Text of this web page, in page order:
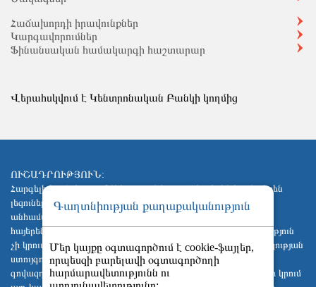
Հաճախորդի իրավունքներ
Կարգավորումներ
Ֆինանսական համակարգի հաշտարար
Վերահսկվում է Կենտրոնական Բանկի կողմից
ՈՒՇԱԴՐՈՒԹՅՈՒՆ:
Հարգելի հաճախորդ, Ընկերության կայքում հայերեն և անգլերեն
լեզուներով հրապարակված տեղեկատվության միջև
անհամապատասխանության դեպքում անհրաժեշտ է հիմնվել
հայերեն տարբերակի վրա: Ընկերությունը պատասխանատվություն
չի կրում իր կայքում հղումներով նշված այլ կայքերի բովանդակության
ստույգության և արժանահավատության, այնտեղ տեղադրված
գովազդների համար, ինչպես նաև պատասխանատվություն չի կրում
Գաղտնիության քաղաքականություն
Մեր կայքը օգտագործում է cookie-ֆայլեր,
որպեսզի բարելավի օգտագործողի
հարմարավետությունն ու